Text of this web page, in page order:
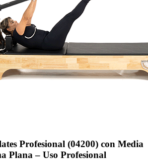
Profesional (04200) con Media
Plana – Uso Profesional